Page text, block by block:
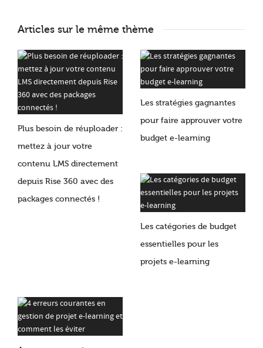
Articles sur le même thème
Plus besoin de réuploader :
mettez à jour votre
contenu LMS directement
depuis Rise 360 ​​avec des
packages connectés !
Les stratégies gagnantes
pour faire approuver votre
budget e-learning
Les catégories de budget
essentielles pour les
projets e-learning